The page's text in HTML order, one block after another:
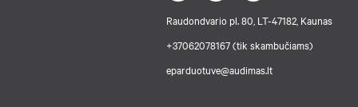
Raudondvario pl. 80, LT-47182, Kaunas
+37062078167 (tik skambučiams)
eparduotuve@audimas.lt